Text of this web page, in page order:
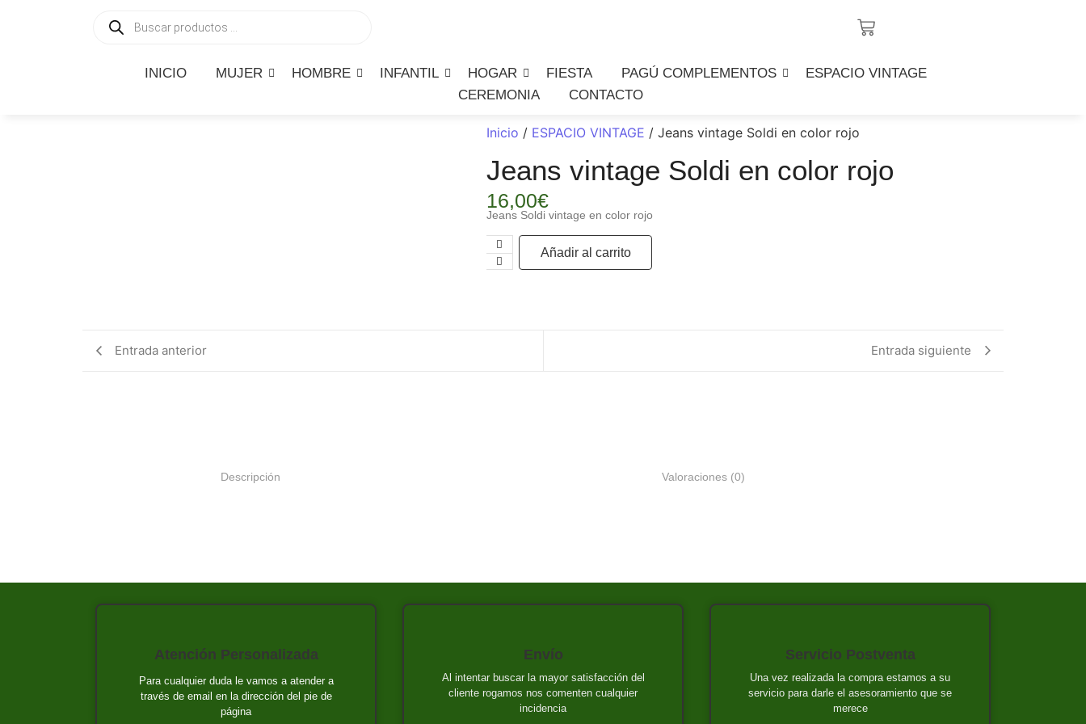
INICIO MUJER HOMBRE INFANTIL HOGAR FIESTA PAGÚ COMPLEMENTOS
ESPACIO VINTAGE
CEREMONIA
CONTACTO
Inicio / ESPACIO VINTAGE / Jeans vintage Soldi en color rojo
Jeans vintage Soldi en color rojo
16,00€
Jeans Soldi vintage en color rojo
Añadir al carrito
Entrada anterior Entrada siguiente
Descripción Valoraciones (0)
Atención Personalizada
Para cualquier duda le vamos a atender a
través de email en la dirección del pie de
página
Envío
Al intentar buscar la mayor satisfacción del
cliente rogamos nos comenten cualquier
incidencia
Servicio Postventa
Una vez realizada la compra estamos a su
servicio para darle el asesoramiento que se
merece